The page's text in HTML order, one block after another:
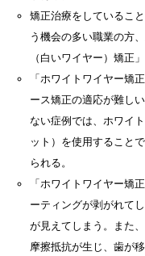
矯正治療をしているこ
う機会の多い職業の方
（白いワイヤー）矯正
「ホワイトワイヤー矯
ース矯正の適応が難し
ない症例では、ホワイ
ット）を使用すること
られる。
「ホワイトワイヤー矯
ーティングが剥がれて
が見えてしまう。また
摩擦抵抗が生じ、歯が